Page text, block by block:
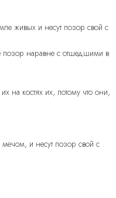
живых и несут позор свой с
позор наравне с отшедшими в
костях их, потому что они,
и несут позор свой с